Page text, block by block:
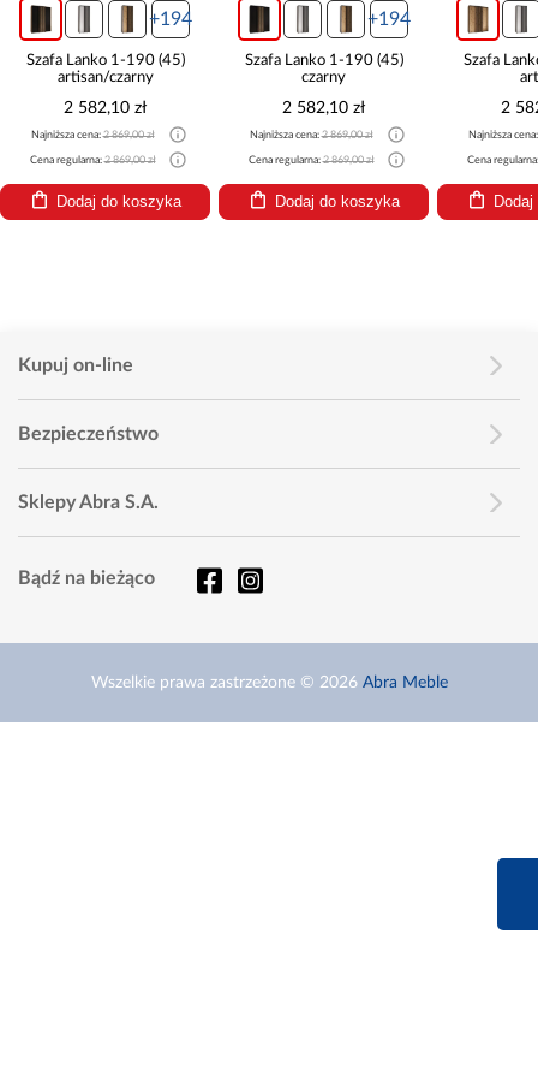
+194
Szafa Lanko 1-190 (45)
artisan/czarny
2 582,10 zł
Najniższa cena:2 869,00 zł
Cena regularna:2 869,00 zł
Dodaj do koszyka
+194
Szafa Lanko 1-190 (45)
czarny
2 582,10 zł
Najniższa cena:2 869,00 zł
Cena regularna:2 869,00 zł
Dodaj do koszyka
Szafa
2
Najniższa
Cena
Kupuj on-line
Bezpieczeństwo
Sklepy Abra S.A.
Bądź na bieżąco
Wszelkie prawa zastrzeżone © 2026 Abra Meble